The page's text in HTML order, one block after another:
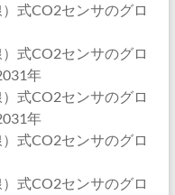
式CO2センサのグロ
式CO2センサのグロ
年
式CO2センサのグロ
年
式CO2センサのグロ
式CO2センサのグロ